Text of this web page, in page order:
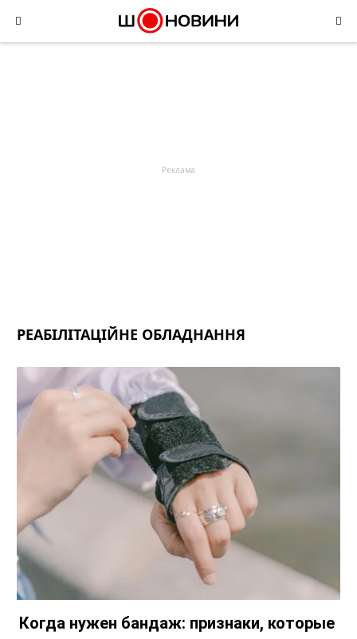
content
РЕАБІЛІТАЦІЙНЕ ОБЛАДНАННЯ
Когда нужен бандаж: признаки, которые